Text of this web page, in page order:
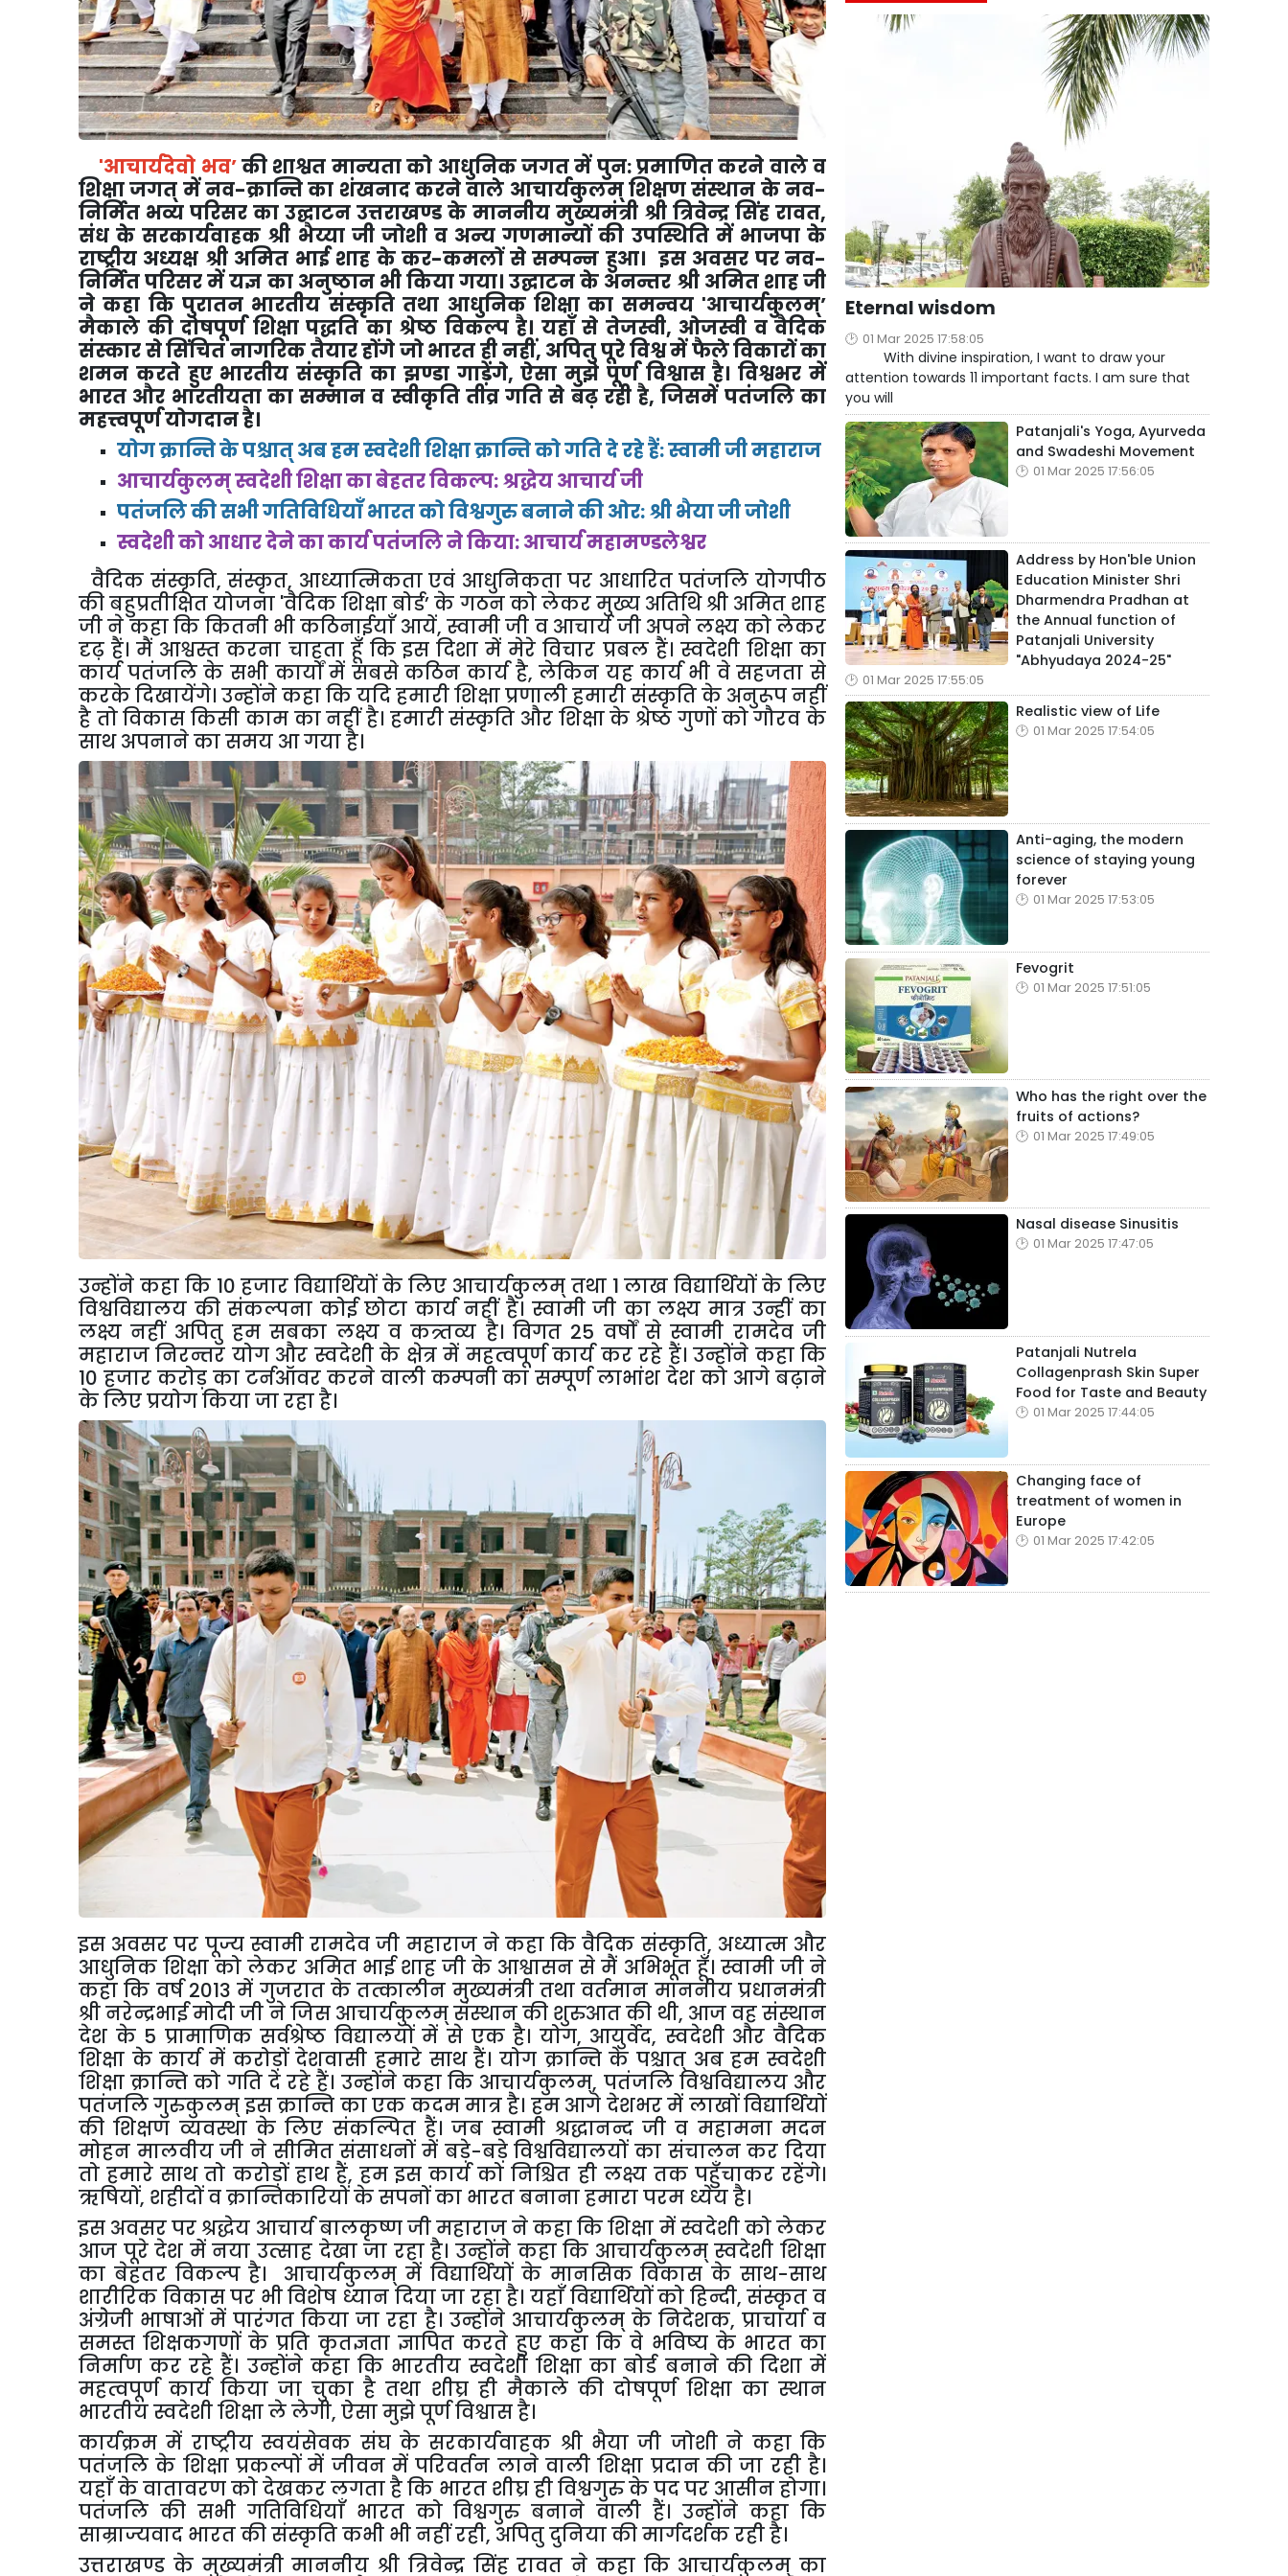
'आचार्यदेवो भव’की शाश्वत मान्यता को आधुनिक जगत में पुन: प्रमाणित करने वाले व
शिक्षा जगत् में नव-क्रान्ति का शंखनाद करने वाले आचार्यकुलम् शिक्षण संस्थान के नव-
निर्मित भव्य परिसर का उद्घाटन उत्तराखण्ड के माननीय मुख्यमंत्री श्री त्रिवेन्द्र सिंह रावत,
संध के सरकार्यवाहक श्री भैय्या जी जोशी व अन्य गणमान्यों की उपस्थिति में भाजपा के
राष्ट्रीय अध्यक्ष श्री अमित भाई शाह के कर-कमलों से सम्पन्न हुआ। इस अवसर पर नव-
निर्मित परिसर में यज्ञ का अनुष्ठान भी किया गया। उद्घाटन के अनन्तर श्री अमित शाह जी
ने कहा कि पुरातन भारतीय संस्कृति तथा आधुनिक शिक्षा का समन्वय 'आचार्यकुलम्’
मैकाले की दोषपूर्ण शिक्षा पद्धति का श्रेष्ठ विकल्प है। यहाँ से तेजस्वी, ओजस्वी व वैदिक
संस्कार से सिंचित नागरिक तैयार होंगे जो भारत ही नहीं, अपितु पूरे विश्व में फैले विकारों का
शमन करते हुए भारतीय संस्कृति का झण्डा गाड़ेंगे,ऐसा मुझे पूर्ण विश्वास है। विश्वभर में
भारत और भारतीयता का सम्मान व स्वीकृति तीव्र गति से बढ़ रही है,जिसमें पतंजलि का
महत्त्वपूर्ण योगदान है।
योग क्रान्ति के पश्चात् अब हम स्वदेशी शिक्षा क्रान्ति को गति दे रहे हैं: स्वामी जी महाराज
आचार्यकुलम् स्वदेशी शिक्षा का बेहतर विकल्प: श्रद्धेय आचार्य जी
पतंजलि की सभी गतिविधियाँ भारत को विश्वगुरु बनाने की ओर: श्री भैया जी जोशी
स्वदेशी को आधार देने का कार्य पतंजलि ने किया: आचार्य महामण्डलेश्वर
वैदिक संस्कृति,संस्कृत, आध्यात्मिकता एवं आधुनिकता पर आधारित पतंजलि योगपीठ
की बहुप्रतीक्षित योजना 'वैदिक शिक्षा बोर्ड’के गठन को लेकर मुख्य अतिथि श्री अमित शाह
जी ने कहा कि कितनी भी कठिनाईयाँ आयें, स्वामी जी व आचार्य जी अपने लक्ष्य को लेकर
दृढ़ हैं। मैं आश्वस्त करना चाहता हूँ कि इस दिशा में मेरे विचार प्रबल हैं। स्वदेशी शिक्षा का
कार्य पतंजलि के सभी कार्यों में सबसे कठिन कार्य है,लेकिन यह कार्य भी वे सहजता से
करके दिखायेंगे। उन्होंने कहा कि यदि हमारी शिक्षा प्रणाली हमारी संस्कृति के अनुरूप नहीं
है तो विकास किसी काम का नहीं है। हमारी संस्कृति और शिक्षा के श्रेष्ठ गुणों को गौरव के
साथ अपनाने का समय आ गया है।
उन्होंने कहा कि 10 हजार विद्यार्थियों के लिए आचार्यकुलम् तथा 1 लाख विद्यार्थियों के लिए
विश्वविद्यालय की संकल्पना कोई छोटा कार्य नहीं है। स्वामी जी का लक्ष्य मात्र उन्हीं का
लक्ष्य नहीं अपितु हम सबका लक्ष्य व कत्र्तव्य है। विगत 25 वर्षों से स्वामी रामदेव जी
महाराज निरन्तर योग और स्वदेशी के क्षेत्र में महत्वपूर्ण कार्य कर रहे हैं। उन्होंने कहा कि
10 हजार करोड़ का टर्नऑवर करने वाली कम्पनी का सम्पूर्ण लाभांश देश को आगे बढ़ाने
के लिए प्रयोग किया जा रहा है।
इस अवसर पर पूज्य स्वामी रामदेव जी महाराज ने कहा कि वैदिक संस्कृति, अध्यात्म और
आधुनिक शिक्षा को लेकर अमित भाई शाह जी के आश्वासन से मैं अभिभूत हूँ। स्वामी जी ने
कहा कि वर्ष2013 में गुजरात के तत्कालीन मुख्यमंत्री तथा वर्तमान माननीय प्रधानमंत्री
श्री नरेन्द्रभाई मोदी जी ने जिस आचार्यकुलम् संस्थान की शुरुआत की थी, आज वह संस्थान
देश के 5 प्रामाणिक सर्वश्रेष्ठ विद्यालयों में से एक है। योग, आयुर्वेद, स्वदेशी और वैदिक
शिक्षा के कार्य में करोड़ों देशवासी हमारे साथ हैं। योग क्रान्ति के पश्चात् अब हम स्वदेशी
शिक्षा क्रान्ति को गति दे रहे हैं। उन्होंने कहा कि आचार्यकुलम्, पतंजलि विश्वविद्यालय और
पतंजलि गुरुकुलम् इस क्रान्ति का एक कदम मात्र है। हम आगे देशभर में लाखों विद्यार्थियों
की शिक्षण व्यवस्था के लिए संकल्पित हैं। जब स्वामी श्रद्धानन्द जी व महामना मदन
मोहन मालवीय जी ने सीमित संसाधनों में बड़े-बड़े विश्वविद्यालयों का संचालन कर दिया
तो हमारे साथ तो करोड़ों हाथ हैं, हम इस कार्य को निश्चित ही लक्ष्य तक पहुँचाकर रहेंगे।
ऋषियों, शहीदों व क्रान्तिकारियों के सपनों का भारत बनाना हमारा परम ध्येय है।
इस अवसर पर श्रद्धेय आचार्य बालकृष्ण जी महाराज ने कहा कि शिक्षा में स्वदेशी को लेकर
आज पूरे देश में नया उत्साह देखा जा रहा है। उन्होंने कहा कि आचार्यकुलम् स्वदेशी शिक्षा
का बेहतर विकल्प है। आचार्यकुलम् में विद्यार्थियों के मानसिक विकास के साथ-साथ
शारीरिक विकास पर भी विशेष ध्यान दिया जा रहा है। यहाँ विद्यार्थियों को हिन्दी,संस्कृत व
अंग्रेेजी भाषाओं में पारंगत किया जा रहा है। उन्होंने आचार्यकुलम् के निदेशक, प्राचार्या व
समस्त शिक्षकगणों के प्रति कृतज्ञता ज्ञापित करते हुए कहा कि वे भविष्य के भारत का
निर्माण कर रहे हैं। उन्होंने कहा कि भारतीय स्वदेशी शिक्षा का बोर्ड बनाने की दिशा में
महत्वपूर्ण कार्य किया जा चुका है तथा शीघ्र ही मैकाले की दोषपूर्ण शिक्षा का स्थान
भारतीय स्वदेशी शिक्षा ले लेगी, ऐसा मुझे पूर्ण विश्वास है।
कार्यक्रम में राष्ट्रीय स्वयंसेवक संघ के सरकार्यवाहक श्री भैया जी जोशी ने कहा कि
पतंजलि के शिक्षा प्रकल्पों में जीवन में परिवर्तन लाने वाली शिक्षा प्रदान की जा रही है।
यहाँ के वातावरण को देखकर लगता है कि भारत शीघ्र ही विश्वगुरु के पद पर आसीन होगा।
पतंजलि की सभी गतिविधियाँ भारत को विश्वगुरु बनाने वाली हैं। उन्होंने कहा कि
साम्राज्यवाद भारत की संस्कृति कभी भी नहीं रही, अपितु दुनिया की मार्गदर्शक रही है।
उत्तराखण्ड के मुख्यमंत्री माननीय श्री त्रिवेन्द्र सिंह रावत ने कहा कि आचार्यकुलम् का
Eternal wisdom
01 Mar 2025 17:58:05
With divine inspiration, I want to draw your
attention towards 11 important facts. I am sure that
you will
Patanjali's Yoga, Ayurveda
and Swadeshi Movement
01 Mar 2025 17:56:05
Address by Hon'ble Union
Education Minister Shri
Dharmendra Pradhan at
the Annual function of
Patanjali University
"Abhyudaya 2024-25"
01 Mar 2025 17:55:05
Realistic view of Life
01 Mar 2025 17:54:05
Anti-aging, the modern
science of staying young
forever
01 Mar 2025 17:53:05
Fevogrit
01 Mar 2025 17:51:05
Who has the right over the
fruits of actions?
01 Mar 2025 17:49:05
Nasal disease Sinusitis
01 Mar 2025 17:47:05
Patanjali Nutrela
Collagenprash Skin Super
Food for Taste and Beauty
01 Mar 2025 17:44:05
Changing face of
treatment of women in
Europe
01 Mar 2025 17:42:05